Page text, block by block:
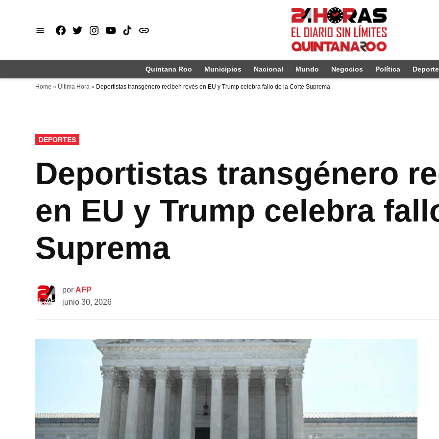
Facebook
X Instagram
Youtube
TikTok
issuu
Quintana Roo Municipios Nacional Mundo Negocios Política
Home » Última Hora » Deportistas transgénero reciben revés en EU y Trump celebra fallo de la Corte Suprema
PUBLICADO
EN
DEPORTES
Deportistas transgénero
en EU y Trump celebra
Suprema
por AFP
junio 30, 2026